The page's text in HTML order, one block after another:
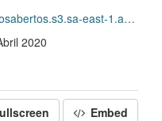
+Frequ%C3%AAncia+dos+Servidores+-+SISREF/d-srf-fqs-002-acsinss-202004.csv
2020
Embed